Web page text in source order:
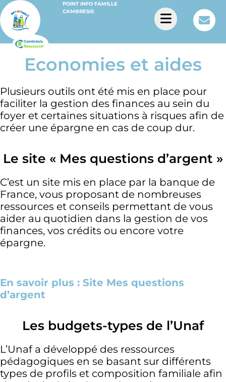
POINT INFO FAMILLE
CAMBRESIS
Economies et aides
Plusieurs outils ont été mis en place pour
faciliter la gestion des finances au sein du
foyer et certaines situations à risques afin de
créer une épargne en cas de coup dur.
Le site « Mes questions d’argent »
C’est un site mis en place par la banque de
France, vous proposant de nombreuses
ressources et conseils permettant de vous
aider au quotidien dans la gestion de vos
finances, vos crédits ou encore votre
épargne.
En savoir plus : Site Mes questions
d’argent
Les budgets-types de l’Unaf
L’Unaf a développé des ressources
pédagogiques en se basant sur différents
types de profils et composition familiale afin